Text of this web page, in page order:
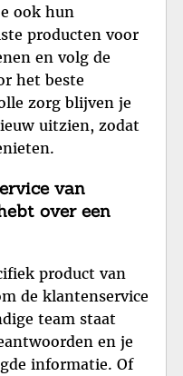
ook hun
producten voor
en volg de
het beste
zorg blijven je
uitzien, zodat
van
over een
product van
de klantenservice
team staat
en je
informatie. Of